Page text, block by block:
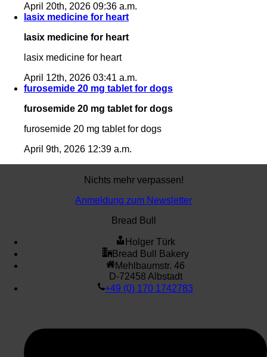
April 20th, 2026 09:36 a.m.
lasix medicine for heart
lasix medicine for heart
lasix medicine for heart
April 12th, 2026 03:41 a.m.
furosemide 20 mg tablet for dogs
furosemide 20 mg tablet for dogs
furosemide 20 mg tablet for dogs
April 9th, 2026 12:39 a.m.
Nichts mehr verpassen!
Anmeldung zum Newsletter
Bread Bull
Holger Türk
Bread Bull Bakery
Mehlbaumstr. 46
D-72458 Albstadt
+49 (0) 170 1742783